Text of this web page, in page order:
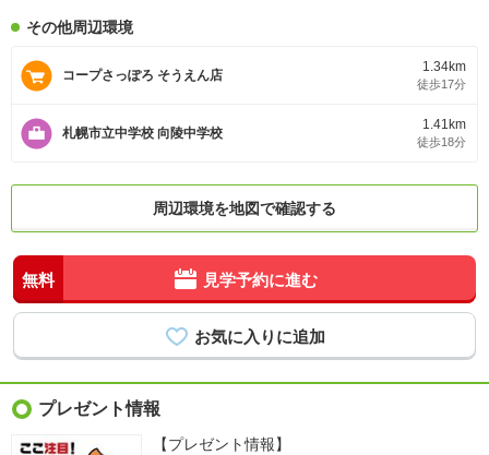
その他周辺環境
コープさっぽろ そうえん店
1.34km
徒歩17分
札幌市立中学校 向陵中学校
1.41km
徒歩18分
周辺環境を地図で確認する
無料 見学予約に進む
プレゼント情報
【プレゼント情報】